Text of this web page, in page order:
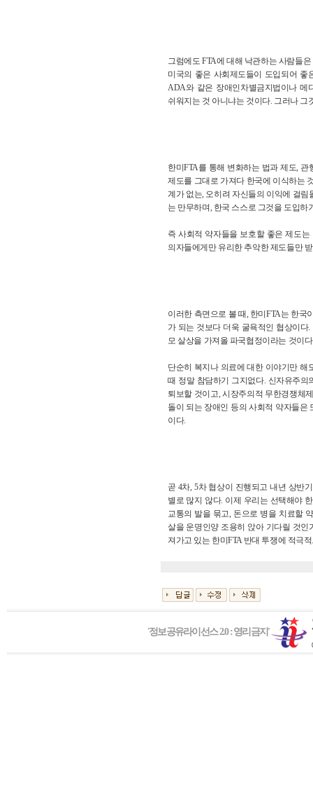
그럼에도 FTA에 대해 낙관하는 사람들
미국의 좋은 사회제도들이 도입되어
ADA와 같은 장애인차별금지법이나 메
쉬워지는 것 아니냐는 것이다. 그러나 그
한미FTA를 통해 변화하는 법과 제도,
제도를 그대로 가져다 한국에 이식하는
계가 없는, 오히려 자신들의 이익에 걸
는 만무하며, 한국 스스로 그것을 도입하
즉 사회적 약자들을 보호할 좋은 제도
의자들에게만 유리한 추악한 제도들만
이러한 측면으로 볼 때, 한미FTA는 한국
가 되는 것보다 더욱 굴욕적인 협상이
모 살상을 가져올 파국협정이라는 것이
단순히 복지나 의료에 대한 이야기만 해
때 정말 참담하기 그지없다. 신자유주
퇴보할 것이고, 시장주의적 무한경쟁체
돌이 되는 장애인 등의 사회적 약자들은
이다.
곧 4차, 5차 협상이 진행되고 내년 상반
별로 많지 않다. 이제 우리는 선택해야
교통의 발을 묶고, 돈으로 병을 치료할
살을 운명인양 조용히 앉아 기다릴 것
져가고 있는 한미FTA 반대 투쟁에 적극
'정보공유라이선스 2.0 : 영리금지'